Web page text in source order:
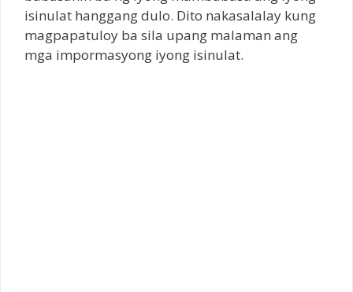
isinulat hanggang dulo. Dito nakasalalay kung
magpapatuloy ba sila upang malaman ang
mga impormasyong iyong isinulat.